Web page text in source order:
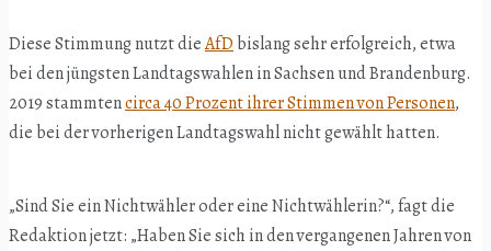
Diese Stimmung nutzt dieAfD bislang sehr erfolgreich, etwa
bei den jüngsten Landtagswahlen in Sachsen und Brandenburg.
2019 stammtencirca 40 Prozent ihrer Stimmen von Personen,
die bei der vorherigen Landtagswahl nicht gewählt hatten.
„Sind Sie ein Nichtwähler oder eine Nichtwählerin?“, fagt die
Redaktion jetzt: „Haben Sie sich in den vergangenen Jahren von